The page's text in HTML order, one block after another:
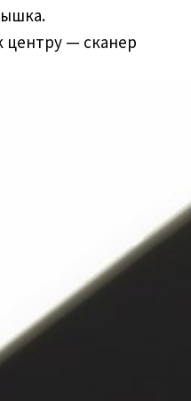
центру — сканер